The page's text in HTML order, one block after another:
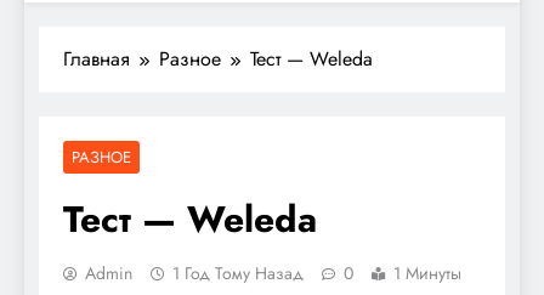
Главная Разное Тест — Weleda
РАЗНОЕ
Тест — Weleda
Admin 1 Год Тому Назад 0 1 Минуты